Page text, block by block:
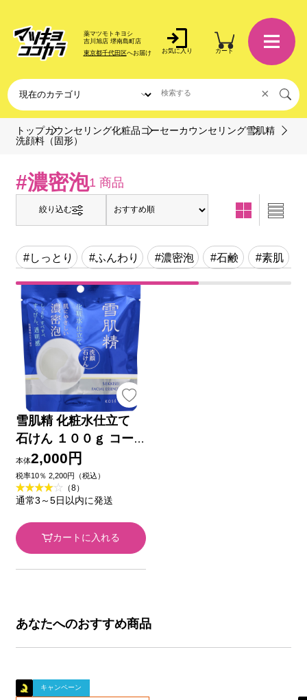
薬マツモトキヨシ
吉川旭店 堺南島町店
東京都千代田区へお届け お気に入り カート
×
トップカウンセリング化粧品 コーセーカウンセリング雪肌精
洗顔料（固形）
#濃密泡1 商品
絞り込む
#しっとり #ふんわり #濃密泡 #石鹸 #素肌
雪肌精 化粧水仕立て
石けん １００ｇ コー
セー
本体2,000円
税率10％ 2,200円（税込）
（8）
通常3～5日以内に発送
カートに入れる
あなたへのおすすめ商品
キャンペーン